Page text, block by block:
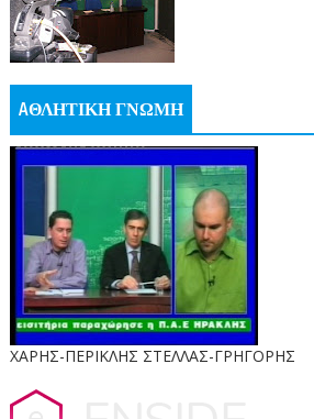
AΘΛΗΤΙΚΗ ΓΝΩΜΗ
ΧΑΡΗΣ-ΠΕΡΙΚΛΗΣ ΣΤΕΛΛΑΣ-ΓΡΗΓΟΡΗΣ